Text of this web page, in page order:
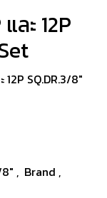
ละ 12P
12P SQ.DR.3/8"
, Brand ,